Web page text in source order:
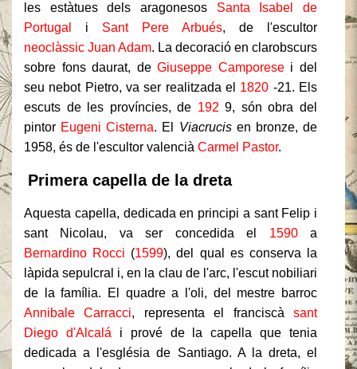
les estàtues dels aragonesos Santa Isabel de
Portugal
i Sant Pere Arbués, de l'escultor
neoclàssic Juan Adam. La decoració en clarobscurs
sobre fons daurat, deGiuseppe Camporesei del
seu nebot Pietro, va ser realitzada el 1820 -21. Els
escuts de les províncies, de 192 9, són obra del
pintor Eugeni Cisterna. El Viacrucisen bronze, de
1958, és de l'escultor valencià Carmel Pastor.
Primera capella de la dreta
Aquesta capella, dedicada en principi a sant Felip i
sant Nicolau, va ser concedida el 1590a
Bernardino Rocci (1599), del qual es conserva la
làpida sepulcral i, en la clau de l'arc, l'escut nobiliari
de la família. El quadre a l'oli, del mestre barroc
Annibale Carracci, representa el franciscàsant
Diego d'Alcalá i prové de la capella que tenia
dedicada a l'església de Santiago. A la dreta, el